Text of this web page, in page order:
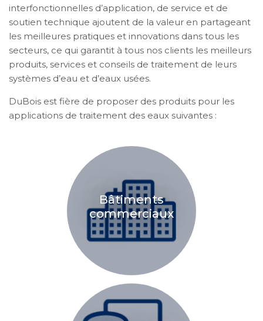
interfonctionnelles d’application, de service et de
soutien technique ajoutent de la valeur en partageant
les meilleures pratiques et innovations dans tous les
secteurs, ce qui garantit à tous nos clients les meilleurs
produits, services et conseils de traitement de leurs
systèmes d’eau et d’eaux usées.
DuBois est fière de proposer des produits pour les
applications de traitement des eaux suivantes :
Bâtiments
commerciaux